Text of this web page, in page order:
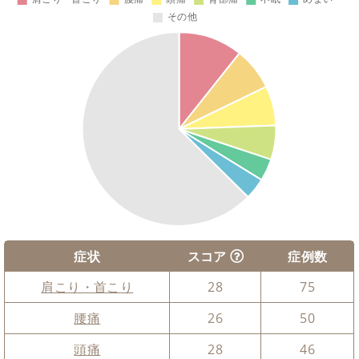
症状 スコア
症例数
肩こり・首こり
28
75
腰痛
26
50
頭痛
28
46